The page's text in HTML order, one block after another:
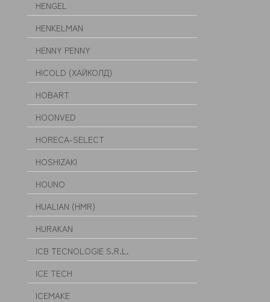
HENGEL
HENKELMAN
HENNY PENNY
HICOLD (ХАЙКОЛД)
HOBART
HOONVED
HORECA-SELECT
HOSHIZAKI
HOUNO
HUALIAN (HMR)
HURAKAN
ICB TECNOLOGIE S.R.L.
ICE TECH
ICEMAKE